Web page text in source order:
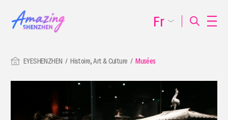
EYESHENZHEN Histoire, Art & Culture Musées
Fr